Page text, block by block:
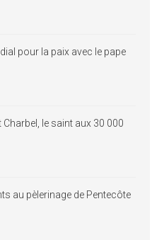
pour la paix avec le pape
le saint aux 30 000
au pèlerinage de Pentecôte